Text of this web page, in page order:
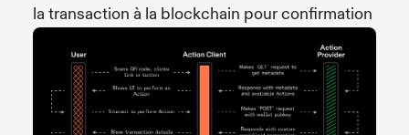
la transaction à la blockchain pour confirmation